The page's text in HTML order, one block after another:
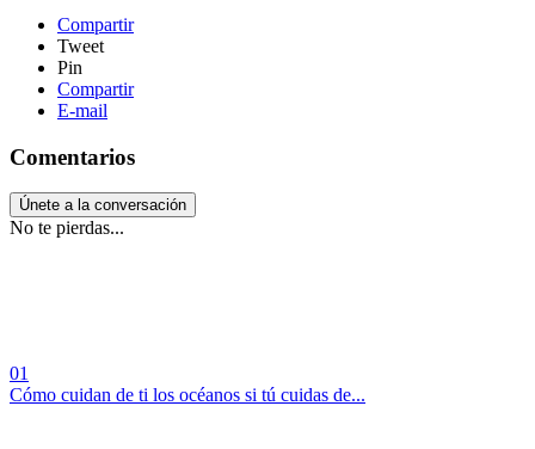
Compartir
Tweet
Pin
Compartir
E-mail
Comentarios
Únete a la conversación
No te pierdas...
01
Cómo cuidan de ti los océanos si tú cuidas de...